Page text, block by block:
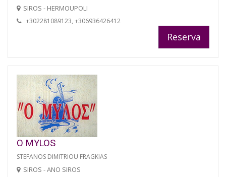
SIROS - HERMOUPOLI
+302281089123, +306936426412
Reserva
O MYLOS
STEFANOS DIMITRIOU FRAGKIAS
SIROS - ANO SIROS